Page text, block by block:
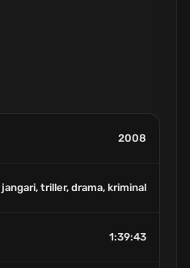
2008
jangari, triller, drama, kriminal
1:39:43